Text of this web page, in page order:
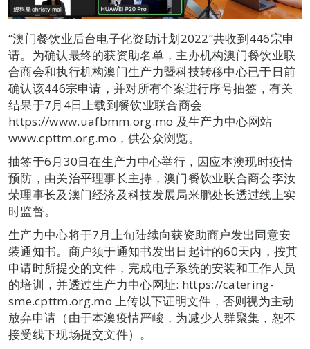
“澳门餐饮业后台电子化资助计划2022”共收到446宗申
请。为确认最终的获资助名单，主办机构澳门餐饮业联
合商会和执行机构澳门生产力暨科技转移中心已于日前
确认该446宗申请，并对所有个案进行序号抽签，有关
结果于7月4日上载到餐饮业联合商会
https://www.uafbmm.org.mo 及生产力中心网站
www.cpttm.org.mo，供公众浏览。
抽签于6月30日在生产力中心举行，因应本澳现时疫情
预防，由关治平理事长主持，澳门餐饮业联合商会李汝
荣理事长及澳门经济及科技发展局米鹏处长透过线上实
时监督。
生产力中心将于7月上旬陆续向获资助商户发出同意安
装通知书。商户须于通知书发出日起计的60天内，按其
申请时所提交的文件，完成电子系统的安装和工作人员
的培训，并透过生产力中心网址: https://catering-
sme.cpttm.org.mo 上传以下证明文件，否则视为主动
放弃申请（由于本澳疫情严峻，为减少人群聚集，恕不
接受线下现场提交文件）。